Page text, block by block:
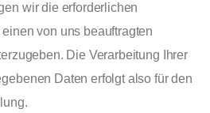
wir die erforderlichen
von uns beauftragten
Die Verarbeitung Ihrer
Daten erfolgt also für den